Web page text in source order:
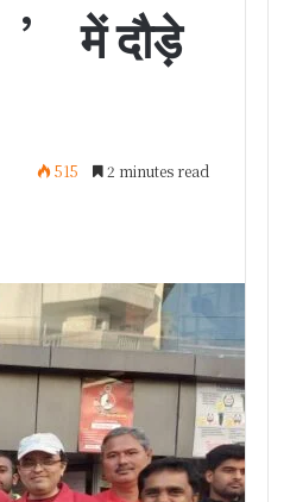
में दौड़े
515 2 minutes read